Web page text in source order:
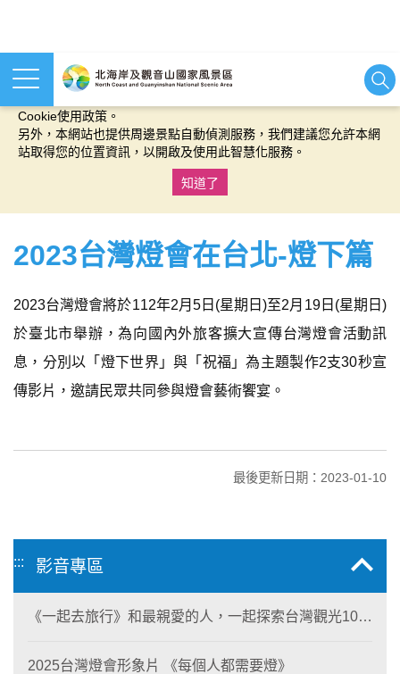
本網站使用cookies等相關技術以持續優化網站服務，並有助於為
Cookie使用政策。
另外，本網站也提供周邊景點自動偵測服務，我們建議您允許本網
站取得您的位置資訊，以開啟及使用此智慧化服務。
知道了
2023台灣燈會在台北-燈下篇
2023台灣燈會將於112年2月5日(星期日)至2月19日(星期日)
於臺北市舉辦，為向國內外旅客擴大宣傳台灣燈會活動訊
息，分別以「燈下世界」與「祝福」為主題製作2支30秒宣
傳影片，邀請民眾共同參與燈會藝術饗宴。
最後更新日期：2023-01-10
::: 影音專區
《一起去旅行》和最親愛的人，一起探索台灣觀光100
2025台灣燈會形象片 《每個人都需要燈》